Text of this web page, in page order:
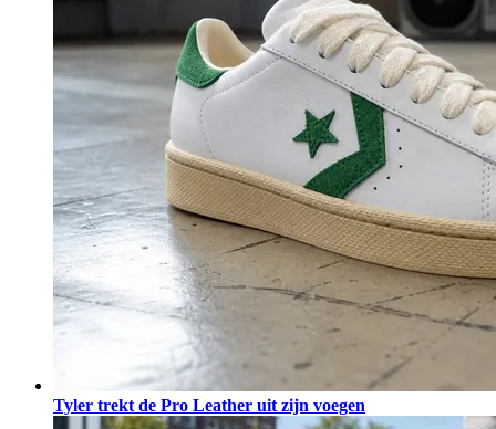
Tyler trekt de Pro Leather uit zijn voegen